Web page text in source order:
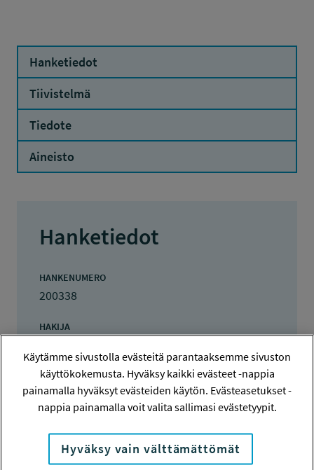
Hanketiedot
Tiivistelmä
Tiedote
Aineisto
Hanketiedot
HANKENUMERO
200338
HAKIJA
TOTEUTTAJA
Työterveyslaitos
Julia Catalan Rodriguez
julia.catalan@ttl.fi
Käytämme sivustolla evästeitä parantaaksemme sivuston
käyttökokemusta. Hyväksy kaikki evästeet -nappia
painamalla hyväksyt evästeiden käytön. Evästeasetukset -
nappia painamalla voit valita sallimasi evästetyypit.
Hyväksy vain välttämättömät